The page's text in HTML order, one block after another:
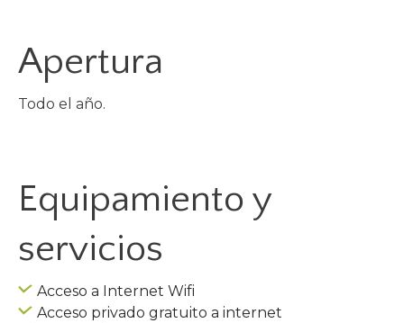
Apertura
Todo el año.
Equipamiento y
servicios
Acceso a Internet Wifi
Acceso privado gratuito a internet